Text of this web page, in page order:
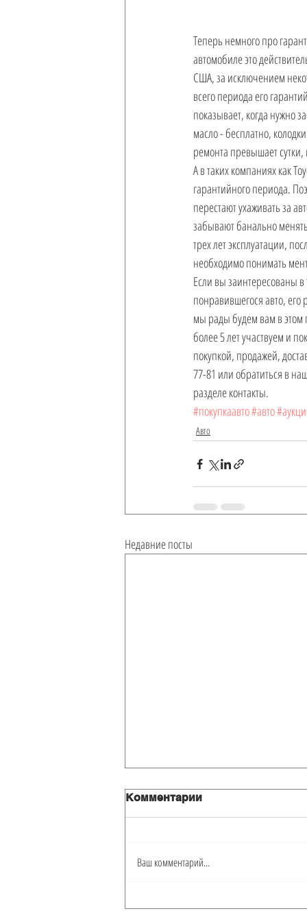
Теперь немного про
автомобиле это
США, за исключением
всего периода его
показывает, когда нужно
масло - бесплатно,
ремонта превышает
А в таких компаниях как
гарантийного периода.
перестают ухаживать за
забывают банально
трех лет эксплуатации,
необходимо понимать
Если вы заинтересованы
понравившегося авто,
мы рады будем вам в этом
более 5 лет участвуем и
покупкой, продажей,
77-81 или обратиться в
разделе контакты.
#покупкаавто#авто
Авто
Недавние посты
Комментарии
Ваш комментарий...